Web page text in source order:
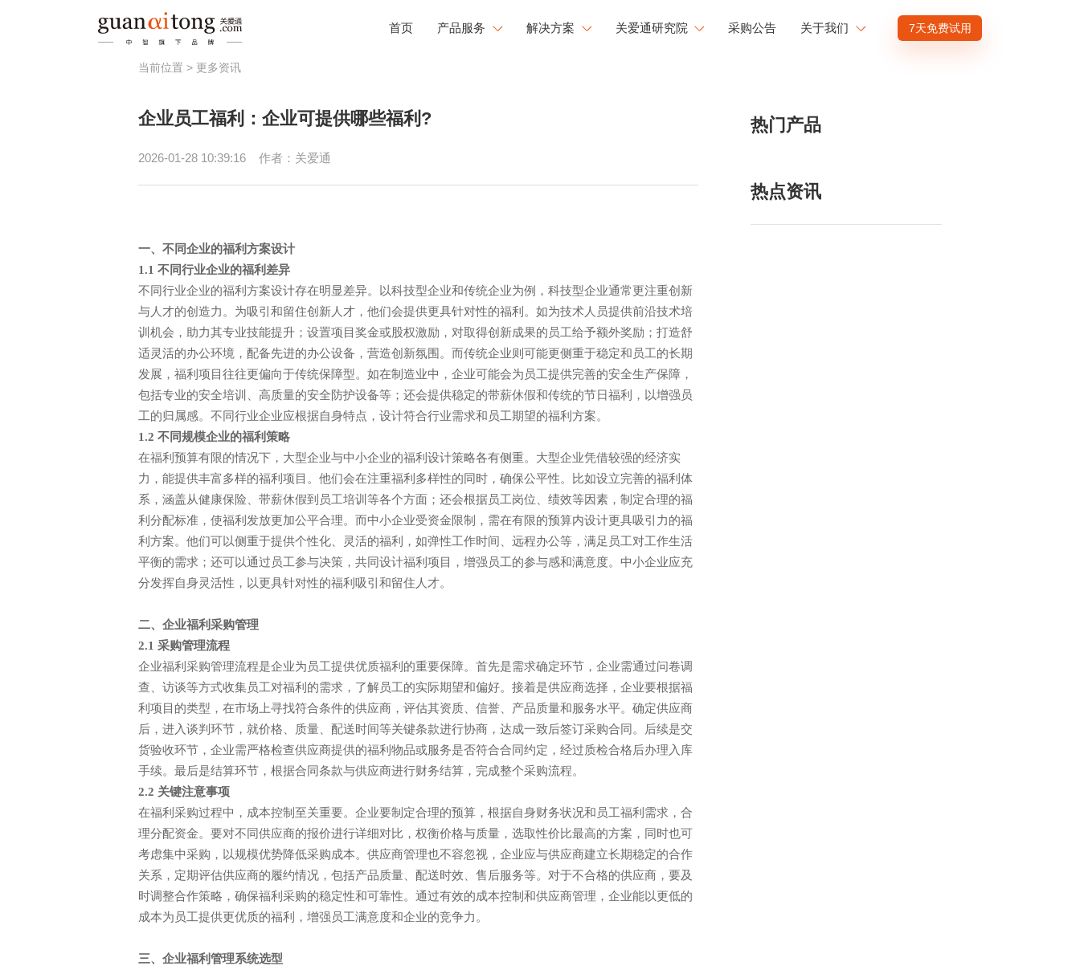
首页 产品服务
员工激励
健康管理
商业赋能
解决方案 关爱通研究院 采购公告 关于我们
投资者关系
供应商招募
7天免费试用
当前位置 > 更多资讯
企业员工福利：企业可提供哪些福利?
2026-01-28 10:39:16 作者：关爱通
一、不同企业的福利方案设计
1.1 不同行业企业的福利差异
不同行业企业的福利方案设计存在明显差异。以科技型企业和传统企业为例，科技型企业通常更注重创新
与人才的创造力。为吸引和留住创新人才，他们会提供更具针对性的福利。如为技术人员提供前沿技术培
训机会，助力其专业技能提升；设置项目奖金或股权激励，对取得创新成果的员工给予额外奖励；打造舒
适灵活的办公环境，配备先进的办公设备，营造创新氛围。而传统企业则可能更侧重于稳定和员工的长期
发展，福利项目往往更偏向于传统保障型。如在制造业中，企业可能会为员工提供完善的安全生产保障，
包括专业的安全培训、高质量的安全防护设备等；还会提供稳定的带薪休假和传统的节日福利，以增强员
工的归属感。不同行业企业应根据自身特点，设计符合行业需求和员工期望的福利方案。
1.2 不同规模企业的福利策略
在福利预算有限的情况下，大型企业与中小企业的福利设计策略各有侧重。大型企业凭借较强的经济实
力，能提供丰富多样的福利项目。他们会在注重福利多样性的同时，确保公平性。比如设立完善的福利体
系，涵盖从健康保险、带薪休假到员工培训等各个方面；还会根据员工岗位、绩效等因素，制定合理的福
利分配标准，使福利发放更加公平合理。而中小企业受资金限制，需在有限的预算内设计更具吸引力的福
利方案。他们可以侧重于提供个性化、灵活的福利，如弹性工作时间、远程办公等，满足员工对工作生活
平衡的需求；还可以通过员工参与决策，共同设计福利项目，增强员工的参与感和满意度。中小企业应充
分发挥自身灵活性，以更具针对性的福利吸引和留住人才。
二、企业福利采购管理
2.1 采购管理流程
企业福利采购管理流程是企业为员工提供优质福利的重要保障。首先是需求确定环节，企业需通过问卷调
查、访谈等方式收集员工对福利的需求，了解员工的实际期望和偏好。接着是供应商选择，企业要根据福
利项目的类型，在市场上寻找符合条件的供应商，评估其资质、信誉、产品质量和服务水平。确定供应商
后，进入谈判环节，就价格、质量、配送时间等关键条款进行协商，达成一致后签订采购合同。后续是交
货验收环节，企业需严格检查供应商提供的福利物品或服务是否符合合同约定，经过质检合格后办理入库
手续。最后是结算环节，根据合同条款与供应商进行财务结算，完成整个采购流程。
2.2 关键注意事项
在福利采购过程中，成本控制至关重要。企业要制定合理的预算，根据自身财务状况和员工福利需求，合
理分配资金。要对不同供应商的报价进行详细对比，权衡价格与质量，选取性价比最高的方案，同时也可
考虑集中采购，以规模优势降低采购成本。供应商管理也不容忽视，企业应与供应商建立长期稳定的合作
关系，定期评估供应商的履约情况，包括产品质量、配送时效、售后服务等。对于不合格的供应商，要及
时调整合作策略，确保福利采购的稳定性和可靠性。通过有效的成本控制和供应商管理，企业能以更低的
成本为员工提供更优质的福利，增强员工满意度和企业的竞争力。
三、企业福利管理系统选型
热门产品
热点资讯
声 明
2019年 2 月 26 日